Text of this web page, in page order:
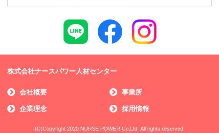
株式会社ナースパワー人材センター
会社概要 事業所
企業理念 採用情報
(C)Copyright 2020 NURSE POWER Co,Ltd. All rights reserved.